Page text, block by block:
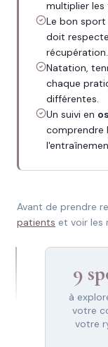
multiplier les
Le bon sport
doit
récupération.
Natation,
chaque
différentes.
Un suivi en
comprendre
Avant de prendre
patients et voir les
9
à
votre
votre